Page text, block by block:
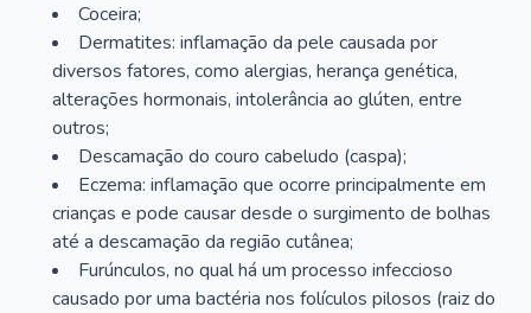
Coceira;
Dermatites: inflamação da pele causada por
diversos fatores, como alergias, herança genética,
alterações hormonais, intolerância ao glúten, entre
outros;
Descamação do couro cabeludo (caspa);
Eczema: inflamação que ocorre principalmente em
crianças e pode causar desde o surgimento de bolhas
até a descamação da região cutânea;
Furúnculos, no qual há um processo infeccioso
causado por uma bactéria nos folículos pilosos (raiz do